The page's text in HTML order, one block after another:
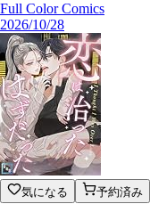
Full Color Comics
2026/10/28
気になる 予約済み